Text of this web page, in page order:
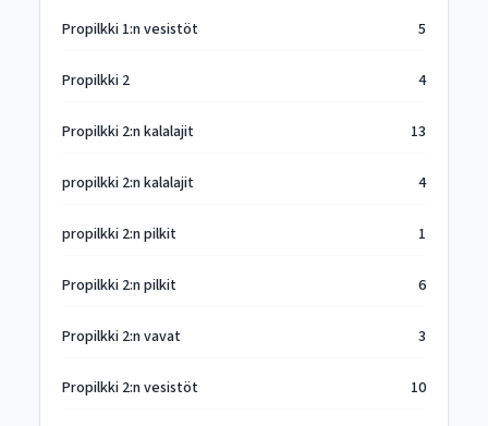
Propilkki 1:n vesistöt 5
Propilkki 2 4
Propilkki 2:n kalalajit 13
propilkki 2:n kalalajit 4
propilkki 2:n pilkit 1
Propilkki 2:n pilkit 6
Propilkki 2:n vavat 3
Propilkki 2:n vesistöt 10